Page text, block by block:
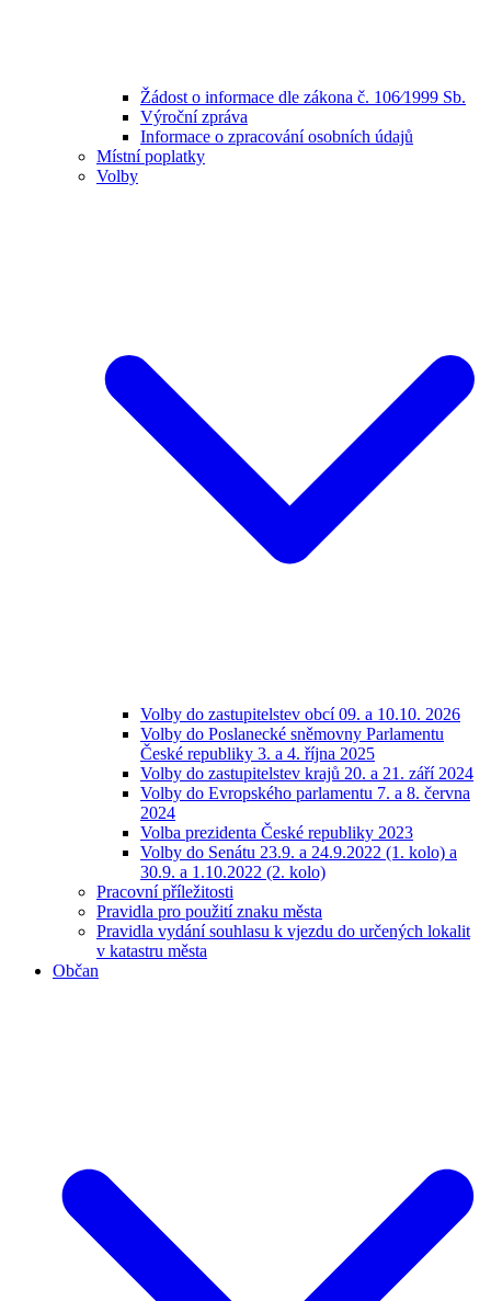
Žádost o informace dle zákona č. 106⁄1999 Sb.
Výroční zpráva
Informace o zpracování osobních údajů
Místní poplatky
Volby
Volby do zastupitelstev obcí 09. a 10.10. 2026
Volby do Poslanecké sněmovny Parlamentu
České republiky 3. a 4. října 2025
Volby do zastupitelstev krajů 20. a 21. září 2024
Volby do Evropského parlamentu 7. a 8. června
2024
Volba prezidenta České republiky 2023
Volby do Senátu 23.9. a 24.9.2022 (1. kolo) a
30.9. a 1.10.2022 (2. kolo)
Pracovní příležitosti
Pravidla pro použití znaku města
Pravidla vydání souhlasu k vjezdu do určených lokalit
v katastru města
Občan